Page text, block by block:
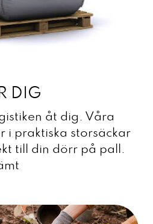
DIG
åt dig. Våra
i praktiska storsäckar
till din dörr på pall.